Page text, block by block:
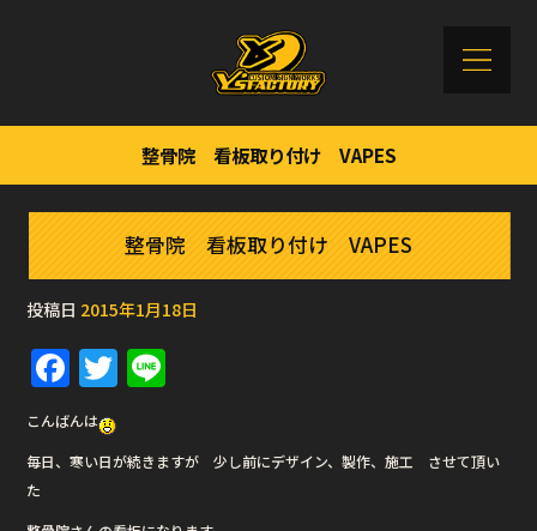
整骨院 看板取り付け VAPES
整骨院 看板取り付け VAPES
投稿日 2015年1月18日
F
a
c
e
T
w
it
te
e
こんばんは
毎日、寒い日が続きますが 少し前にデザイン、製作、施工 させて頂い
た